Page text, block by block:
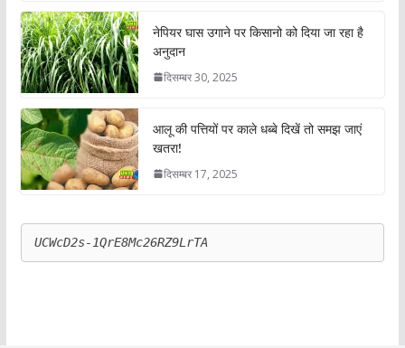
नेपियर घास उगाने पर किसानो को दिया जा रहा है
अनुदान
दिसम्बर 30, 2025
आलू की पत्तियों पर काले धब्बे दिखें तो समझ जाएं
खतरा!
दिसम्बर 17, 2025
UCWcD2s-1QrE8Mc26RZ9LrTA